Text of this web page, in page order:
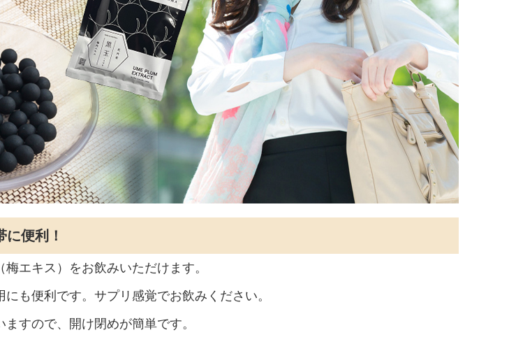
便利！
エキス）をお飲みいただけます。
も便利です。サプリ感覚でお飲みください。
すので、開け閉めが簡単です。